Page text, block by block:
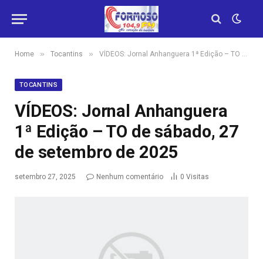
Home » Tocantins » VÍDEOS: Jornal Anhanguera 1ª Edição – TO de sábado, 27 de setembro de 2025
TOCANTINS
VÍDEOS: Jornal Anhanguera
1ª Edição – TO de sábado, 27
de setembro de 2025
setembro 27, 2025 Nenhum comentário 0 Visitas